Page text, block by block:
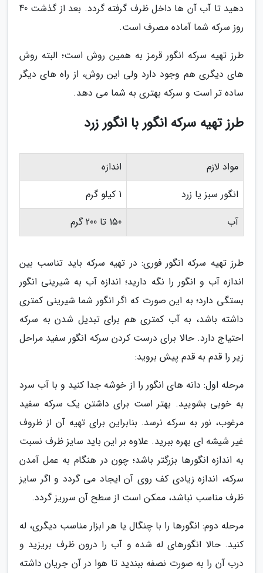
دهید تا آب آن ها داخل ظرف گرفته گردد. بعد از گذشت 40
روز سرکه شما آماده مصرف است.
طرز تهیه سرکه انگور قرمز به همین روش است؛ البته روش
های دیگری هم وجود دارد ولی این روش، از راه های دیگر
ساده تر است و سرکه بهتری به شما می دهد.
طرز تهیه سرکه انگور با انگور زرد
مواد لازم
اندازه
انگور سبز یا زرد
1 کیلو گرم
آب
150 تا 200 گرم
طرز تهیه سرکه انگور فوری: در تهیه سرکه باید تناسب بین
اندازه آب و انگور را نگه دارید؛ اندازه آب به شیرینی انگور
بستگی دارد؛ به این صورت که اگر انگور شما شیرینی کمتری
داشته باشد، به آب کمتری هم برای تبدیل شدن به سرکه
احتیاج دارد. حالا برای درست کردن سرکه انگور سفید مراحل
زیر را قدم به قدم پیش بروید:
مرحله اول: دانه های انگور را از خوشه جدا کنید و با آب سرد
به خوبی بشویید. بهتر است برای داشتن یک سرکه سفید
مرغوب، نور به سرکه نرسد. بنابراین برای تهیه آن از ظروف
غیر شیشه ای بهره ببرید. علاوه بر این باید سایز ظرف نسبت
به اندازه انگورها بزرگتر باشد؛ چون در هنگام به عمل آمدن
سرکه، اندازه زیادی کف روی آن ایجاد می گردد و اگر سایز
ظرف مناسب نباشد، ممکن است از سطح آن سرریز گردد.
مرحله دوم: انگورها را با چنگال یا هر ابزار مناسب دیگری، له
کنید. حالا انگورهای له شده و آب را درون ظرف بریزید و
درب آن را به صورت نصفه ببندید تا هوا در آن جریان داشته